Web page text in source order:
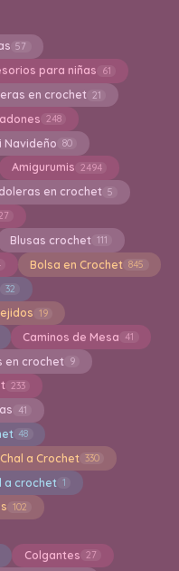
57
para niñas 61
en crochet 21
248
Navideño 80
Amigurumis 2494
en crochet 5
Blusas crochet 111
Bolsa en Crochet 845
32
19
Caminos de Mesa 41
en crochet 9
233
41
48
Chal a Crochet 330
a crochet 1
102
Colgantes 27